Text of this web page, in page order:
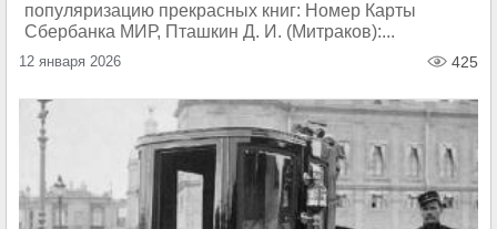
популяризацию прекрасных книг: Номер Карты
Сбербанка МИР, Пташкин Д. И. (Митраков):...
12 января 2026 425